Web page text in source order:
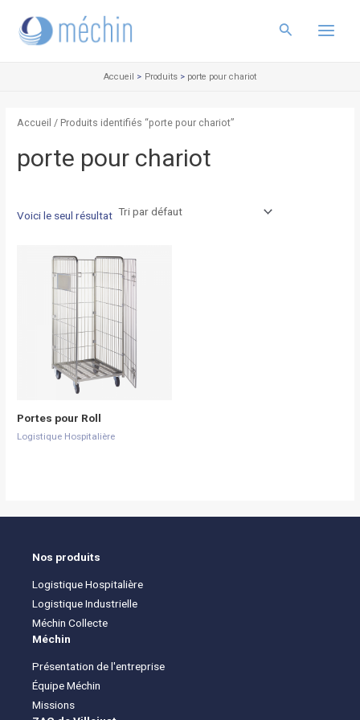
contenu
Rechercher
Menu
Accueil Produits porte pour chariot
Accueil / Produits identifiés “porte pour chariot”
porte pour chariot
Voici le seul résultat
Portes pour Roll
Logistique Hospitalière
Nos produits
Logistique Hospitalière
Logistique Industrielle
Méchin Collecte
Méchin
Présentation de l'entreprise
Équipe Méchin
Missions